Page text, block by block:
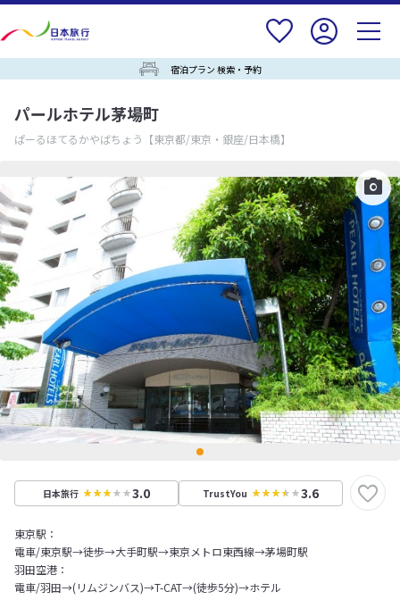
宿泊プラン 検索・予約
パールホテル茅場町
ぱーるほてるかやばちょう 【東京都/東京・銀座/日本橋】
日本旅行 3.0 TrustYou 3.6
東京駅：
電車/東京駅→徒歩→大手町駅→東京メトロ東西線→茅場町駅
羽田空港：
電車/羽田→(リムジンバス)→T-CAT→(徒歩5分)→ホテル